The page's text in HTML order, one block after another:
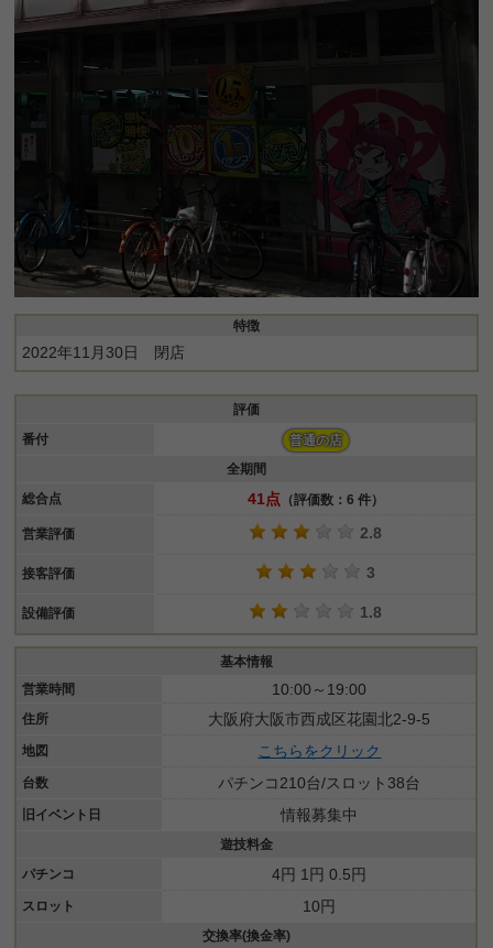
特徴
2022年11月30日 閉店
評価
番付
普通の店
全期間
総合点
41点 （評価数：6 件）
営業評価 2.8
接客評価 3
設備評価 1.8
基本情報
営業時間
10:00～19:00
住所 大阪府大阪市西成区花園北2-9-5
地図 こちらをクリック
台数 パチンコ210台/スロット38台
旧イベント日 情報募集中
遊技料金
パチンコ
4円 1円 0.5円
スロット 10円
交換率(換金率)